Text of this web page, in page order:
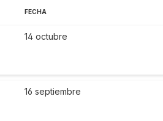
FECHA
14 octubre
16 septiembre